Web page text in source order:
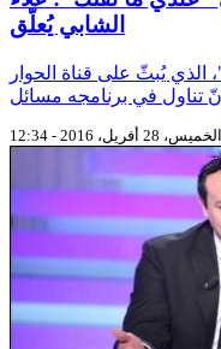
الشابي يُعلّق
يُبثّ على قناة الحوار
الخميس، 28 أفريل، 2016 - 12:34